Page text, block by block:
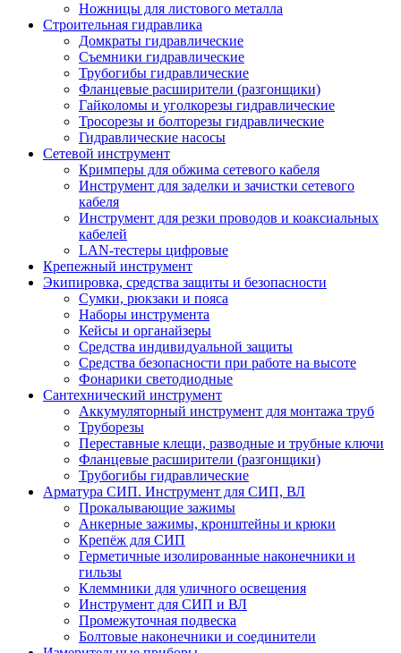
Ножницы для листового металла
Строительная гидравлика
Домкраты гидравлические
Съемники гидравлические
Трубогибы гидравлические
Фланцевые расширители (разгонщики)
Гайколомы и уголкорезы гидравлические
Тросорезы и болторезы гидравлические
Гидравлические насосы
Сетевой инструмент
Кримперы для обжима сетевого кабеля
Инструмент для заделки и зачистки сетевого
кабеля
Инструмент для резки проводов и коаксиальных
кабелей
LAN-тестеры цифровые
Крепежный инструмент
Экипировка, средства защиты и безопасности
Сумки, рюкзаки и пояса
Наборы инструмента
Кейсы и органайзеры
Средства индивидуальной защиты
Средства безопасности при работе на высоте
Фонарики светодиодные
Сантехнический инструмент
Аккумуляторный инструмент для монтажа труб
Труборезы
Переставные клещи, разводные и трубные ключи
Фланцевые расширители (разгонщики)
Трубогибы гидравлические
Арматура СИП. Инструмент для СИП, ВЛ
Прокалывающие зажимы
Анкерные зажимы, кронштейны и крюки
Крепёж для СИП
Герметичные изолированные наконечники и
гильзы
Клеммники для уличного освещения
Инструмент для СИП и ВЛ
Промежуточная подвеска
Болтовые наконечники и соединители